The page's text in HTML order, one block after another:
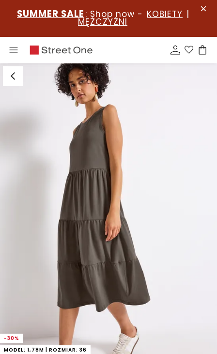
SUMMER SALE : Shop now - KOBIETY |
MĘŻCZYŹNI
-30%
MODEL: 1,78M | ROZMIAR: 36